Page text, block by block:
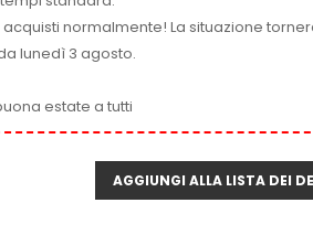
normalmente! La situazione
lunedì 3 agosto.
estate a tutti
AGGIUNGI ALLA LISTA DEI